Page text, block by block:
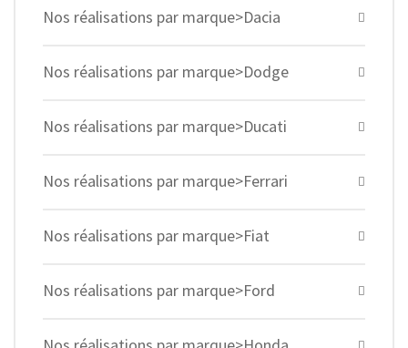
Nos réalisations par marque>Dacia
Nos réalisations par marque>Dodge
Nos réalisations par marque>Ducati
Nos réalisations par marque>Ferrari
Nos réalisations par marque>Fiat
Nos réalisations par marque>Ford